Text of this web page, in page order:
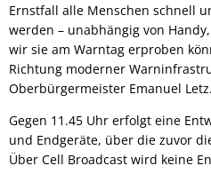
Ernstfall alle Menschen schnell
werden – unabhängig von
wir sie am Warntag erproben
Richtung moderner
Oberbürgermeister Emanuel Letz.
Gegen 11.45 Uhr erfolgt eine
und Endgeräte, über die zuvor
Über Cell Broadcast wird keine